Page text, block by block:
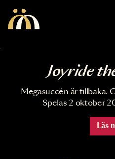
Joyride
Megasuccén är tillbaka.
Spelas 2 oktober
Läs